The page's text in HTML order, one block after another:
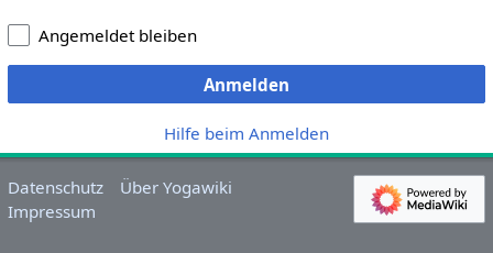
Angemeldet bleiben
Anmelden
Hilfe beim Anmelden
Datenschutz
Über Yogawiki
Impressum